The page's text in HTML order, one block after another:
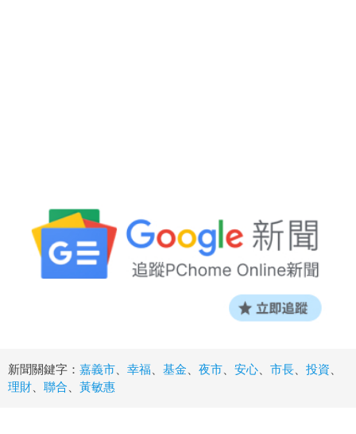
新聞關鍵字： 嘉義市 幸福 基金 夜市 安心 市長 投資
理財
聯合 黃敏惠